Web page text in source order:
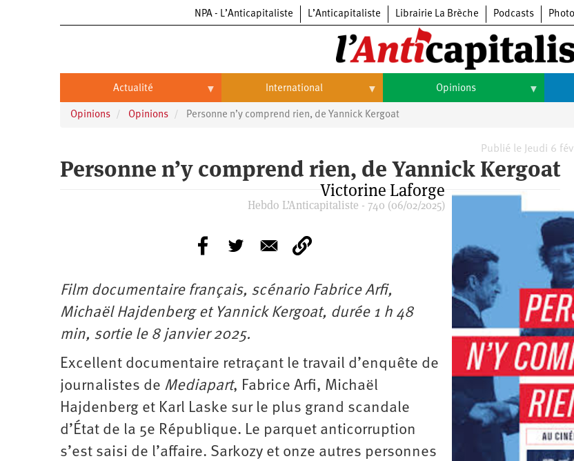
NPA - L’Anticapitaliste L’Anticapitaliste Librairie La Brèche Podcasts
Actualité
Actualité
Entreprises
Commerce
Hôpitaux
Services
publics
Féminisme
LGBTI
Éducation
Santé
mon
département
International
International
Chine
États-
Afrique
Amérique
du
Nord
latine
Asie
Europe
Moyen-
Orient
Opinions
Opinions
Opinions Opinions Personne n’y comprend rien, de Yannick Kergoat
Publié le Jeudi 6
Personne n’y comprend rien, de Yannick Kergoat
Victorine Laforge
Hebdo L’Anticapitaliste - 740 (06/02/2025)
Film documentaire français, scénario Fabrice Arfi,
Michaël Hajdenberg et Yannick Kergoat, durée 1 h 48
min, sortie le 8 janvier 2025.
Excellent documentaire retraçant le travail d’enquête de
journalistes de Mediapart, Fabrice Arfi, Michaël
Hajdenberg et Karl Laske sur le plus grand scandale
d’État de la 5e République. Le parquet anticorruption
s’est saisi de l’affaire. Sarkozy et onze autres personnes